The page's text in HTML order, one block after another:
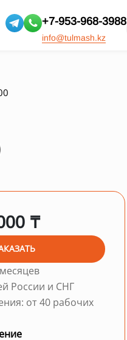
+7-953-968-3988
info@tulmash.kz
₸
России и СНГ
от 40 рабочих